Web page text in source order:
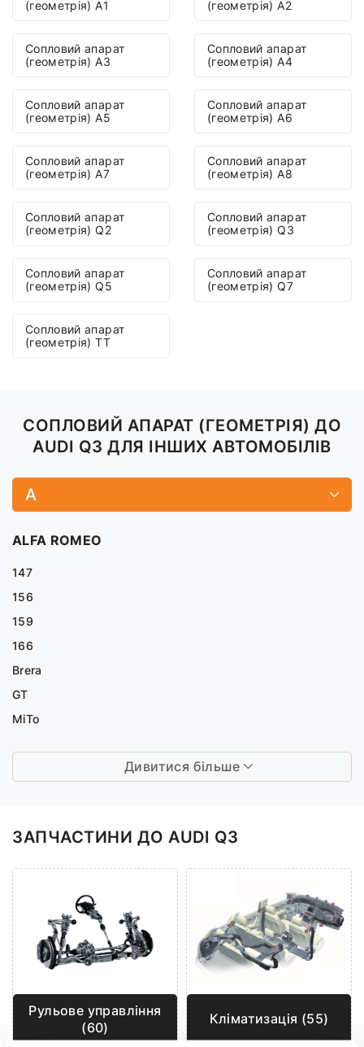
(геометрія) A1
(геометрія) A2
Сопловий апарат
(геометрія) A3
Сопловий апарат
(геометрія) A4
Сопловий апарат
(геометрія) A5
Сопловий апарат
(геометрія) A6
Сопловий апарат
(геометрія) A7
Сопловий апарат
(геометрія) A8
Сопловий апарат
(геометрія) Q2
Сопловий апарат
(геометрія) Q3
Сопловий апарат
(геометрія) Q5
Сопловий апарат
(геометрія) Q7
Сопловий апарат
(геометрія) TT
СОПЛОВИЙ АПАРАТ (ГЕОМЕТРІЯ) ДО
AUDI Q3 ДЛЯ ІНШИХ АВТОМОБІЛІВ
A
ALFA ROMEO
147
156
159
166
Brera
GT
MiTo
Дивитися більше
ЗАПЧАСТИНИ ДО AUDI Q3
Рульове управління
(60)
Кліматизація (55)